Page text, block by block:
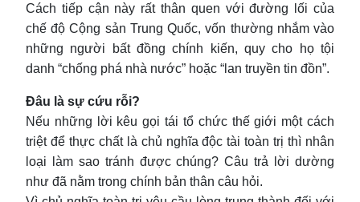
Cách tiếp cận này rất thân quen với đường lối của
chế độ Cộng sản Trung Quốc, vốn thường nhắm vào
những người bất đồng chính kiến, quy cho họ tội
danh “chống phá nhà nước” hoặc “lan truyền tin đồn”.
Đâu là sự cứu rỗi?
Nếu những lời kêu gọi tái tổ chức thế giới một cách
triệt để thực chất là chủ nghĩa độc tài toàn trị thì nhân
loại làm sao tránh được chúng? Câu trả lời dường
như đã nằm trong chính bản thân câu hỏi.